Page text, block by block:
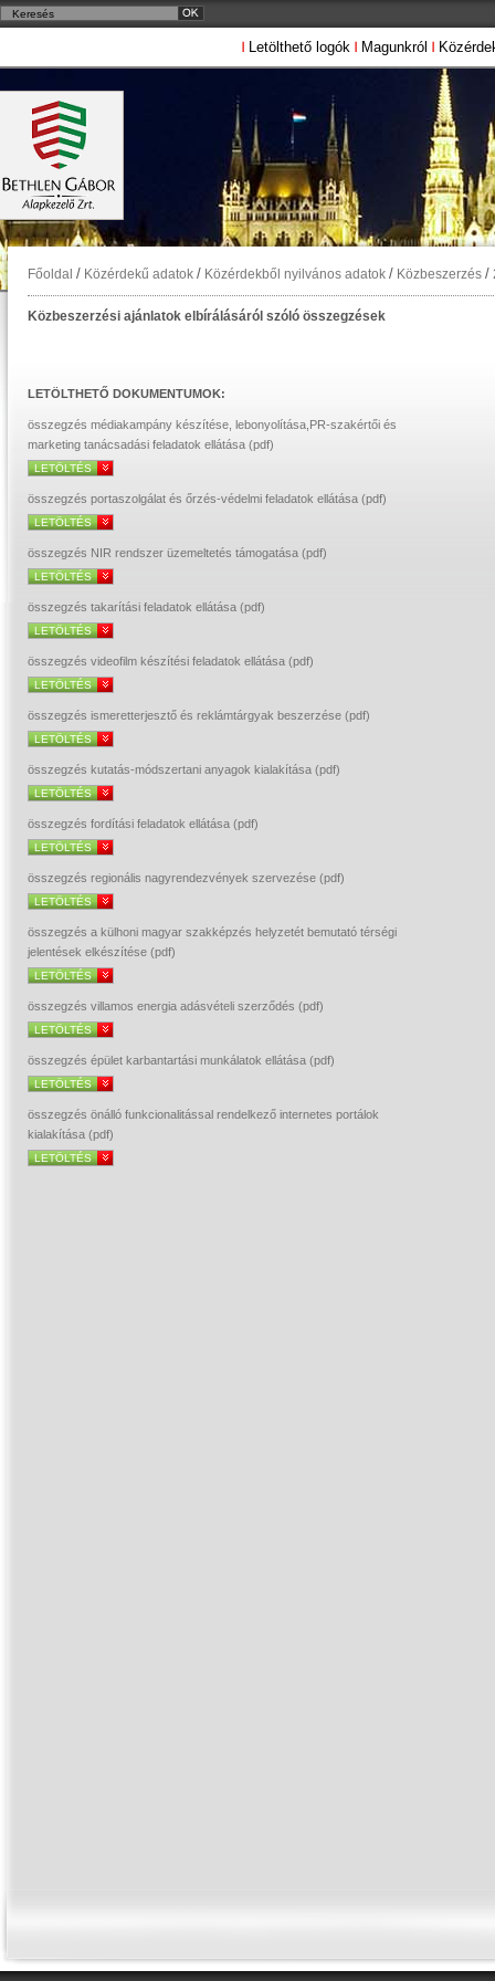
Letölthető logók Magunkról
Főoldal / Közérdekű adatok / Közérdekből nyilvános adatok / Közbeszerzés /
Közbeszerzési ajánlatok elbírálásáról szóló összegzések
LETÖLTHETŐ DOKUMENTUMOK:
összegzés médiakampány készítése, lebonyolítása,PR-szakértői és
marketing tanácsadási feladatok ellátása (pdf)
LETÖLTÉS
összegzés portaszolgálat és őrzés-védelmi feladatok ellátása (pdf)
LETÖLTÉS
összegzés NIR rendszer üzemeltetés támogatása (pdf)
LETÖLTÉS
összegzés takarítási feladatok ellátása (pdf)
LETÖLTÉS
összegzés videofilm készítési feladatok ellátása (pdf)
LETÖLTÉS
összegzés ismeretterjesztő és reklámtárgyak beszerzése (pdf)
LETÖLTÉS
összegzés kutatás-módszertani anyagok kialakítása (pdf)
LETÖLTÉS
összegzés fordítási feladatok ellátása (pdf)
LETÖLTÉS
összegzés regionális nagyrendezvények szervezése (pdf)
LETÖLTÉS
összegzés a külhoni magyar szakképzés helyzetét bemutató térségi
jelentések elkészítése (pdf)
LETÖLTÉS
összegzés villamos energia adásvételi szerződés (pdf)
LETÖLTÉS
összegzés épület karbantartási munkálatok ellátása (pdf)
LETÖLTÉS
összegzés önálló funkcionalitással rendelkező internetes portálok
kialakítása (pdf)
LETÖLTÉS